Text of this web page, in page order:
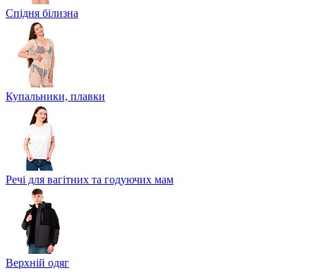
Спідня білизна
Купальники, плавки
Речі для вагітних та годуючих мам
Верхній одяг